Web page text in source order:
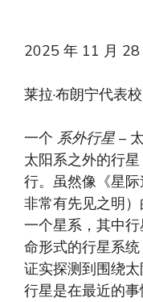
2025 年 11 月 28
莱拉·布朗宁代表
一个 系外行星 –
太阳系之外的行
行。虽然像《星
非常有先见之明
一个星系，其中
命形式的行星系
证实探测到围绕
行星是在最近的